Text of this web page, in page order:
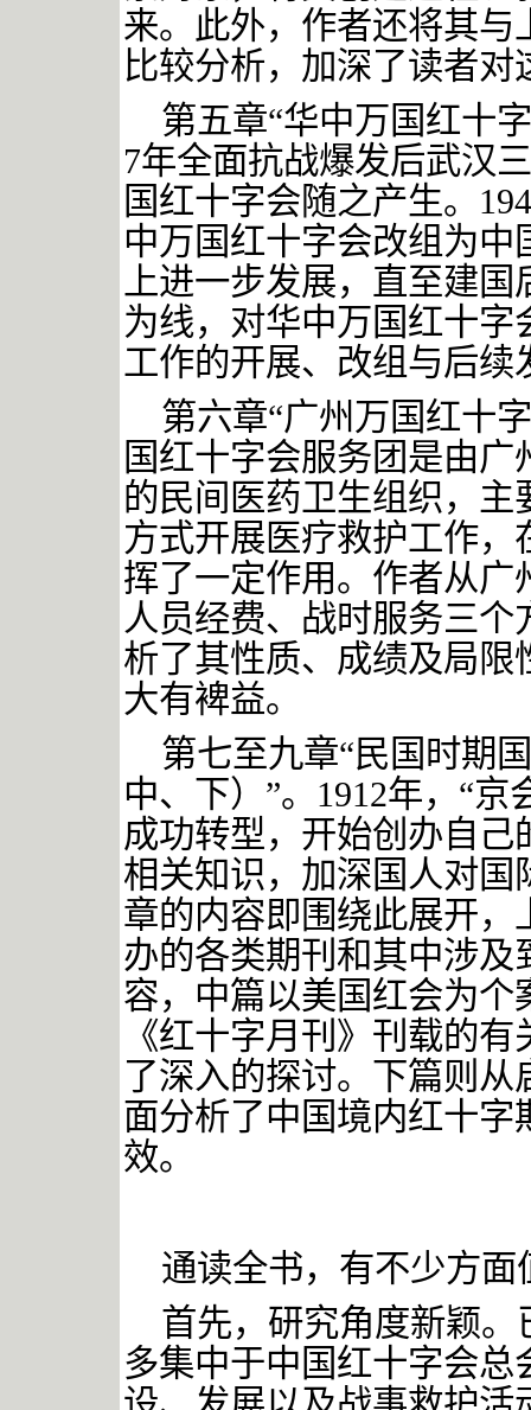
来。此外，作者还将其
比较分析，加深了读者对
第五章“华中万国红十
7年全面抗战爆发后武汉
国红十字会随之产生。
中万国红十字会改组为
上进一步发展，直至建
为线，对华中万国红十
工作的开展、改组与后
第六章“广州万国红十
国红十字会服务团是由
的民间医药卫生组织，
方式开展医疗救护工作
挥了一定作用。作者从
人员经费、战时服务三
析了其性质、成绩及局
大有裨益。
第七至九章“民国时期
中、下）”。1912年，“
成功转型，开始创办自
相关知识，加深国人对
章的内容即围绕此展开
办的各类期刊和其中涉
容，中篇以美国红会为
《红十字月刊》刊载的
了深入的探讨。下篇则
面分析了中国境内红十
效。
通读全书，有不少方面
首先，研究角度新颖
多集中于中国红十字会